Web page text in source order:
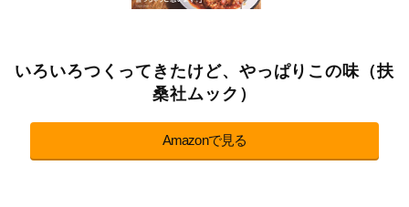
いろいろつくってきたけど、やっぱりこの味（扶
桑社ムック）
Amazonで見る